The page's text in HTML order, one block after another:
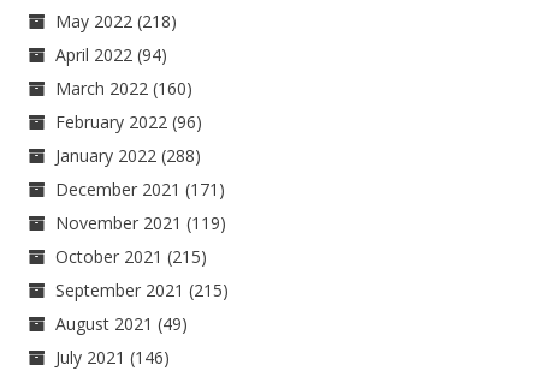
May 2022 (218)
April 2022 (94)
March 2022 (160)
February 2022 (96)
January 2022 (288)
December 2021 (171)
November 2021 (119)
October 2021 (215)
September 2021 (215)
August 2021 (49)
July 2021 (146)